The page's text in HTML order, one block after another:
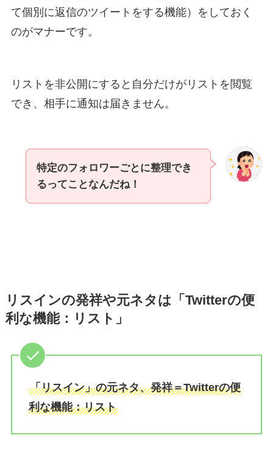
て個別に返信のツイートをする機能）をしておく
のがマナーです。
リストを非公開にすると自分だけがリストを閲覧
でき、相手に通知は届きません。
特定のフォロワーごとに整理でき
るってことなんだね！
リスインの発祥や元ネタは「Twitterの便
利な機能：リスト」
「リスイン」の元ネタ、発祥＝Twitterの便
利な機能：リスト